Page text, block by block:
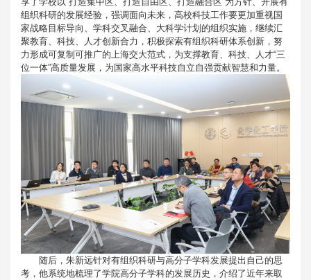
组织科研的发展经验，强调面向未来，高校科技工作要更加重视国
家战略目标导向、学科交叉融合、大科学计划的组织实施，继续汇
聚教育、科技、人才创新合力，积极探索有组织科研体系创新，努
力形成可复制可推广的上海交大范式，为支撑教育、科技、人才“三
位一体”高质量发展，为国家高水平科技自立自强贡献智慧和力量。
随后，朱新远针对有组织科研与高分子学科发展提出自己的思
考，他系统地梳理了学院高分子学科的发展历史，介绍了近年来取